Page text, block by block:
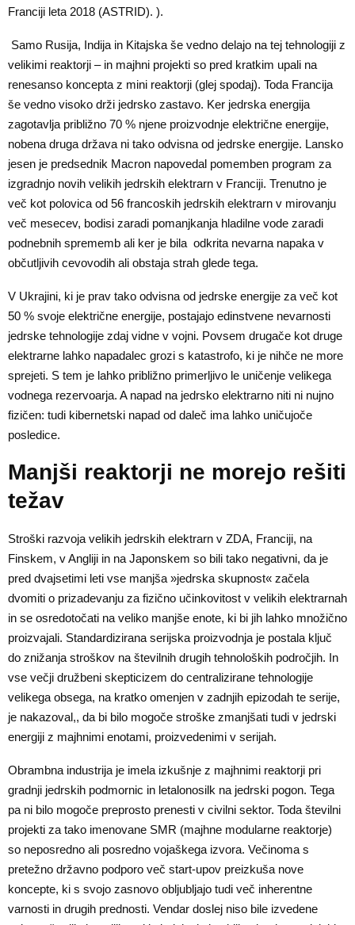
Franciji leta 2018 (ASTRID). ).
Samo Rusija, Indija in Kitajska še vedno delajo na tej tehnologiji z
velikimi reaktorji – in majhni projekti so pred kratkim upali na
renesanso koncepta z mini reaktorji (glej spodaj). Toda Francija
še vedno visoko drži jedrsko zastavo. Ker jedrska energija
zagotavlja približno 70 % njene proizvodnje električne energije,
nobena druga država ni tako odvisna od jedrske energije. Lansko
jesen je predsednik Macron napovedal pomemben program za
izgradnjo novih velikih jedrskih elektrarn v Franciji. Trenutno je
več kot polovica od 56 francoskih jedrskih elektrarn v mirovanju
več mesecev, bodisi zaradi pomanjkanja hladilne vode zaradi
podnebnih sprememb ali ker je bila odkrita nevarna napaka v
občutljivih cevovodih ali obstaja strah glede tega.
V Ukrajini, ki je prav tako odvisna od jedrske energije za več kot
50 % svoje električne energije, postajajo edinstvene nevarnosti
jedrske tehnologije zdaj vidne v vojni. Povsem drugače kot druge
elektrarne lahko napadalec grozi s katastrofo, ki je nihče ne more
sprejeti. S tem je lahko približno primerljivo le uničenje velikega
vodnega rezervoarja. A napad na jedrsko elektrarno niti ni nujno
fizičen: tudi kibernetski napad od daleč ima lahko uničujoče
posledice.
Manjši reaktorji ne morejo rešiti
težav
Stroški razvoja velikih jedrskih elektrarn v ZDA, Franciji, na
Finskem, v Angliji in na Japonskem so bili tako negativni, da je
pred dvajsetimi leti vse manjša »jedrska skupnost« začela
dvomiti o prizadevanju za fizično učinkovitost v velikih elektrarnah
in se osredotočati na veliko manjše enote, ki bi jih lahko množično
proizvajali. Standardizirana serijska proizvodnja je postala ključ
do znižanja stroškov na številnih drugih tehnoloških področjih. In
vse večji družbeni skepticizem do centralizirane tehnologije
velikega obsega, na kratko omenjen v zadnjih epizodah te serije,
je nakazoval,, da bi bilo mogoče stroške zmanjšati tudi v jedrski
energiji z majhnimi enotami, proizvedenimi v serijah.
Obrambna industrija je imela izkušnje z majhnimi reaktorji pri
gradnji jedrskih podmornic in letalonosilk na jedrski pogon. Tega
pa ni bilo mogoče preprosto prenesti v civilni sektor. Toda številni
projekti za tako imenovane SMR (majhne modularne reaktorje)
so neposredno ali posredno vojaškega izvora. Večinoma s
pretežno državno podporo več start-upov preizkuša nove
koncepte, ki s svojo zasnovo obljubljajo tudi več inherentne
varnosti in drugih prednosti. Vendar doslej niso bile izvedene